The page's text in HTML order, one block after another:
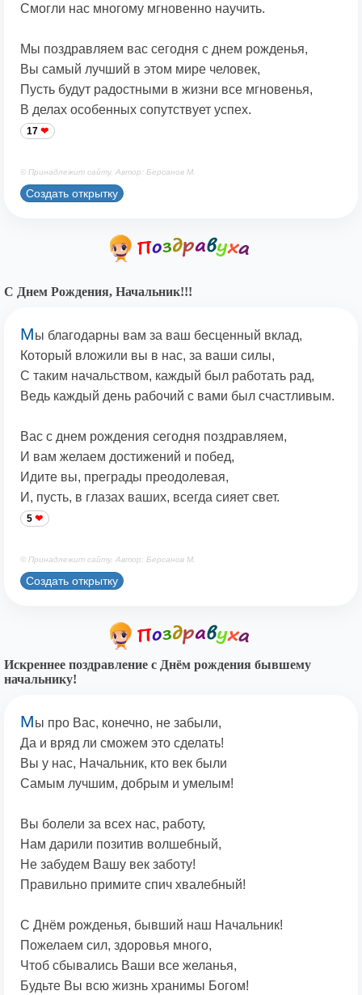
Смогли нас многому мгновенно научить.
Мы поздравляем вас сегодня с днем рожденья,
Вы самый лучший в этом мире человек,
Пусть будут радостными в жизни все мгновенья,
В делах особенных сопутствует успех.
17
© Принадлежит сайту. Автор: Берсанов М.
Создать открытку
С Днем Рождения, Начальник!!!
Мы благодарны вам за ваш бесценный вклад,
Который вложили вы в нас, за ваши силы,
С таким начальством, каждый был работать рад,
Ведь каждый день рабочий с вами был счастливым.
Вас с днем рождения сегодня поздравляем,
И вам желаем достижений и побед,
Идите вы, преграды преодолевая,
И, пусть, в глазах ваших, всегда сияет свет.
5
© Принадлежит сайту. Автор: Берсанов М.
Создать открытку
Искреннее поздравление с Днём рождения бывшему
начальнику!
Мы про Вас, конечно, не забыли,
Да и вряд ли сможем это сделать!
Вы у нас, Начальник, кто век были
Самым лучшим, добрым и умелым!
Вы болели за всех нас, работу,
Нам дарили позитив волшебный,
Не забудем Вашу век заботу!
Правильно примите спич хвалебный!
С Днём рожденья, бывший наш Начальник!
Пожелаем сил, здоровья много,
Чтоб сбывались Ваши все желанья,
Будьте Вы всю жизнь хранимы Богом!